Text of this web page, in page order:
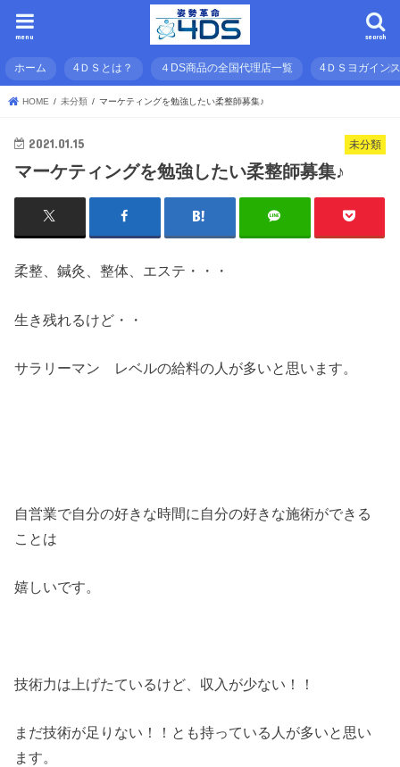
search
menu
ホーム 4ＤＳとは？ ４DS商品の全国代理店一覧 4ＤＳヨガイン
HOME 未分類 マーケティングを勉強したい柔整師募集♪
未分類
2021.01.15
マーケティングを勉強したい柔整師募集♪
柔整、鍼灸、整体、エステ・・・
生き残れるけど・・
サラリーマン レベルの給料の人が多いと思います。
自営業で自分の好きな時間に自分の好きな施術ができる
ことは
嬉しいです。
技術力は上げたているけど、収入が少ない！！
まだ技術が足りない！！とも持っている人が多いと思い
ます。